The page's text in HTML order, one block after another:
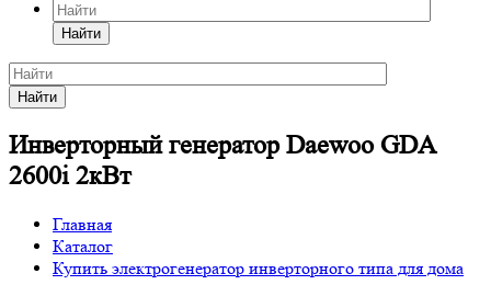
Найти
Найти
Инверторный генератор Daewoo GDA
2600i 2кВт
Главная
Каталог
Купить электрогенератор инверторного типа для дома